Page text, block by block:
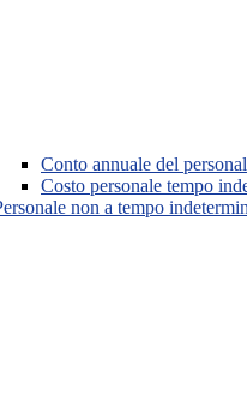
Conto annuale del
Costo personale tempo
non a tempo